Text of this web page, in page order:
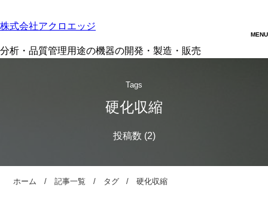
株式会社アクロエッジ
分析・品質管理用途の機器の開発・製造・販売
Tags
硬化収縮
ホーム 記事一覧 タグ 硬化収縮